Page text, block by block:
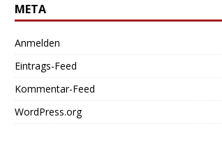
META
Anmelden
Eintrags-Feed
Kommentar-Feed
WordPress.org